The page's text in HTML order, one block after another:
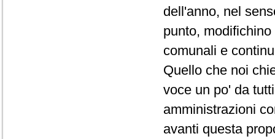
dell'anno, nel
punto,
comunali e
Quello che noi
voce un po' da
amministrazioni
avanti questa